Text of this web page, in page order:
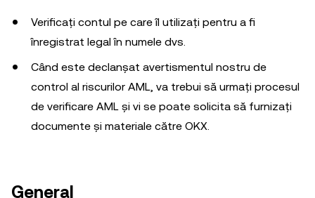
Verificați contul pe care îl utilizați pentru a fi
înregistrat legal în numele dvs.
Când este declanșat avertismentul nostru de
control al riscurilor AML, va trebui să urmați procesul
de verificare AML și vi se poate solicita să furnizați
documente și materiale către OKX.
General